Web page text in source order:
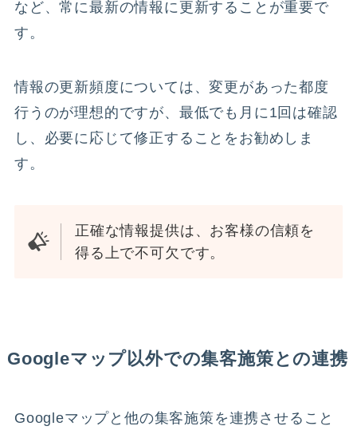
など、常に最新の情報に更新することが重要で
す。
情報の更新頻度については、変更があった都度
行うのが理想的ですが、最低でも月に1回は確認
し、必要に応じて修正することをお勧めしま
す。
正確な情報提供は、お客様の信頼を
得る上で不可欠です。
Googleマップ以外での集客施策との連携
Googleマップと他の集客施策を連携させること